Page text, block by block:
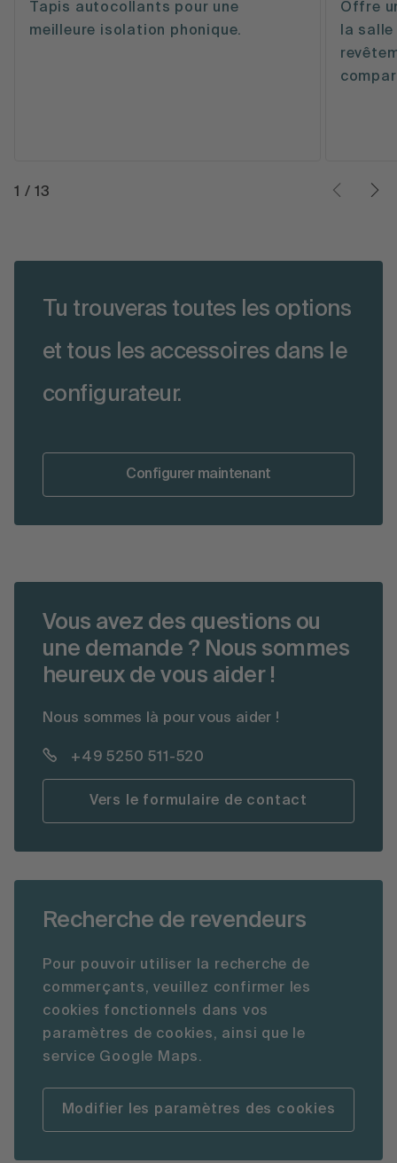
Tapis autocollants pour une
meilleure isolation phonique.
Offre
la salle
1 /13
Tu trouveras toutes les options
et tous les accessoires dans le
configurateur.
Configurer maintenant
Vous avez des questions ou
une demande ? Nous sommes
heureux de vous aider !
Nous sommes là pour vous aider !
+49 5250 511-520
Vers le formulaire de contact
Recherche de revendeurs
Pour pouvoir utiliser la recherche de
commerçants, veuillez confirmer les
cookies fonctionnels dans vos
paramètres de cookies, ainsi que le
service Google Maps.
Modifier les paramètres des cookies